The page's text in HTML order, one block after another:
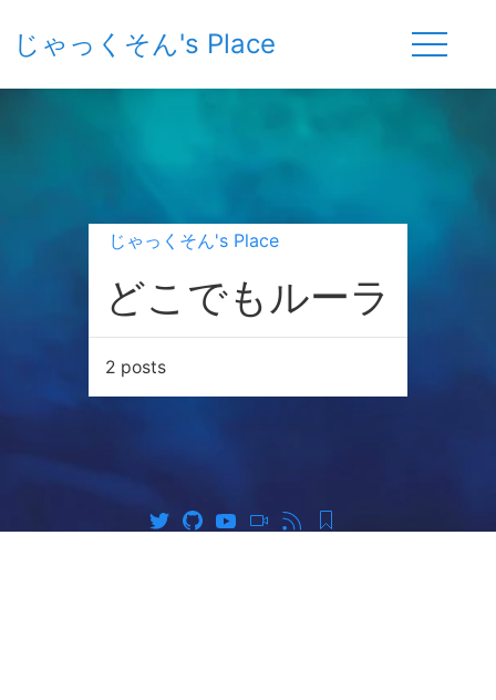
じゃっくそん's Place
じゃっくそん's Place
どこでもルーラ
2 posts